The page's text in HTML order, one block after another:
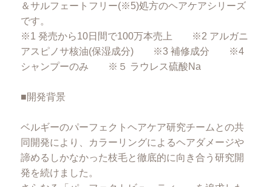
＆サルフェートフリー(※5)処方のヘアケアシリーズ
です。
※1 発売から10日間で100万本売上 ※2 アルガニ
アスピノサ核油(保湿成分) ※3 補修成分 ※4
シャンプーのみ ※５ ラウレス硫酸Na
■開発背景
ベルギーのパーフェクトヘアケア研究チームとの共
同開発により、カラーリングによるヘアダメージや
諦めるしかなかった枝毛と徹底的に向き合う研究開
発を続けました。